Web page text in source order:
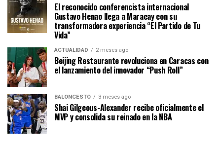
El reconocido conferencista internacional
Gustavo Henao llega a Maracay con su
transformadora experiencia “El Partido de Tu
Vida”
ACTUALIDAD 2 meses ago
Beijing Restaurante revoluciona en Caracas con
el lanzamiento del innovador “Push Roll”
BALONCESTO 3 meses ago
Shai Gilgeous-Alexander recibe oficialmente el
MVP y consolida su reinado en la NBA